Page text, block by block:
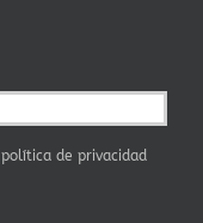
política de privacidad